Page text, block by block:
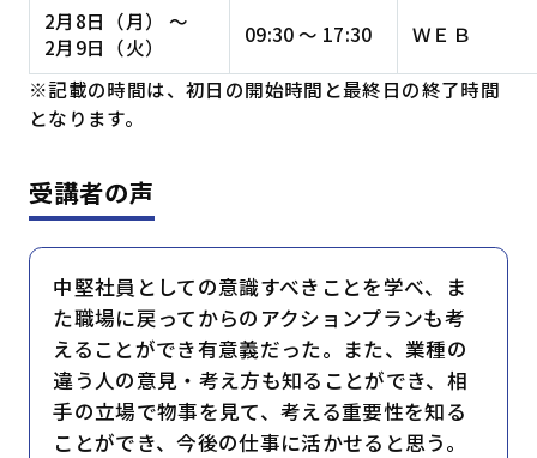
2月8日（月） 〜
2月9日（火）
09:30 ～ 17:30 ＷＥＢ
※記載の時間は、初日の開始時間と最終日の終了時間
となります。
受講者の声
中堅社員としての意識すべきことを学べ、ま
た職場に戻ってからのアクションプランも考
えることができ有意義だった。また、業種の
違う人の意見・考え方も知ることができ、相
手の立場で物事を見て、考える重要性を知る
ことができ、今後の仕事に活かせると思う。